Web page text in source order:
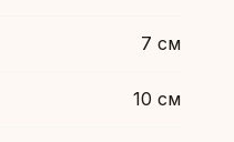
7 см
10 см